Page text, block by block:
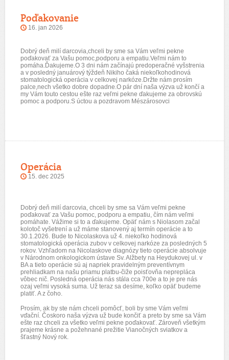
Poďakovanie
16. jan 2026
Dobrý deň milí darcovia,chceli by sme sa Vám veľmi pekne
poďakovať za Vašu pomoc,podporu a empatiu.Veľmi nám to
pomáha.Ďakujeme.O 3 dni nám začínajú predoperačné vyšstrenia
a v posledný januárový týždeň Nikiho čaká niekoľkohodinová
stomatologická operácia v celkovej narkóze.Držte nám prosím
palce,nech všetko dobre dopadne.O pár dní naša výzva už končí a
my Vám touto cestou ešte raz veľmi pekne ďakujeme za obrovskú
pomoc a podporu.S úctou a pozdravom Mészárosovci
Operácia
15. dec 2025
Dobrý deň milí darcovia, chceli by sme sa Vám veľmi pekne
poďakovať za Vašu pomoc, podporu a empatiu, čím nám veľmi
pomáhate. Vážime si to a ďakujeme. Opäť nám s Niolasom začal
kolotoč vyšetrení a už máme stanovený aj termín operácie a to
30.1.2026. Bude to Nicolaskova už 4. niekoľko hodinová
stomatologická operácia zubov v celkovej narkóze za posledných 5
rokov. Vzhľadom na Nicolaskove diagnózy tieto operácie absolvuje
v Národnom onkologickom ústave Sv. Alžbety na Heydukovej ul. v
BA a tieto operácie sú aj napriek pravidelným preventívnym
prehliadkam na našu priamu platbu-čiže poisťovňa neprepláca
vôbec nič. Posledná operácia nás stála cca 700e a to je pre nás
ozaj veľmi vysoká suma. Už teraz sa desíme, koľko opäť budeme
platiť. A z čoho.
Prosím, ak by ste nám chceli pomôcť, boli by sme Vám veľmi
vďační. Čoskoro naša výzva už bude končiť a preto by sme sa Vám
ešte raz chceli za všetko veľmi pekne poďakovať. Zároveň všetkým
prajeme krásne a požehnané prežitie Vianočných sviatkov a
šťastný Nový rok.